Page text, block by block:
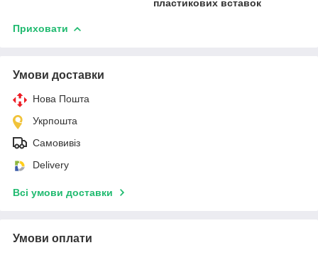
пластикових вставок
Приховати
Умови доставки
Нова Пошта
Укрпошта
Самовивіз
Delivery
Всі умови доставки
Умови оплати